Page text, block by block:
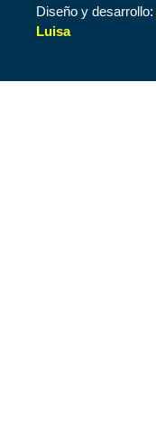
Diseño y desarrollo:
Luisa